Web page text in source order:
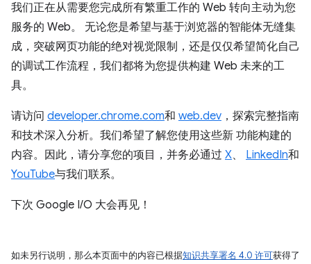
我们正在从需要您完成所有繁重工作的 Web 转向主动为您
服务的 Web。 无论您是希望与基于浏览器的智能体无缝集
成，突破网页功能的绝对视觉限制，还是仅仅希望简化自己
的调试工作流程，我们都将为您提供构建 Web 未来的工
具。
请访问 developer.chrome.com和 web.dev ，探索完整指南
和技术深入分析。我们希望了解您使用这些新 功能构建的
内容。因此，请分享您的项目，并务必通过 X、 LinkedIn和
YouTube与我们联系。
下次 Google I/O 大会再见！
如未另行说明，那么本页面中的内容已根据知识共享署名 4.0 许可获得了